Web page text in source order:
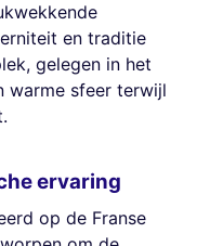
en traditie
gelegen in het
warme sfeer terwijl
ervaring
op de Franse